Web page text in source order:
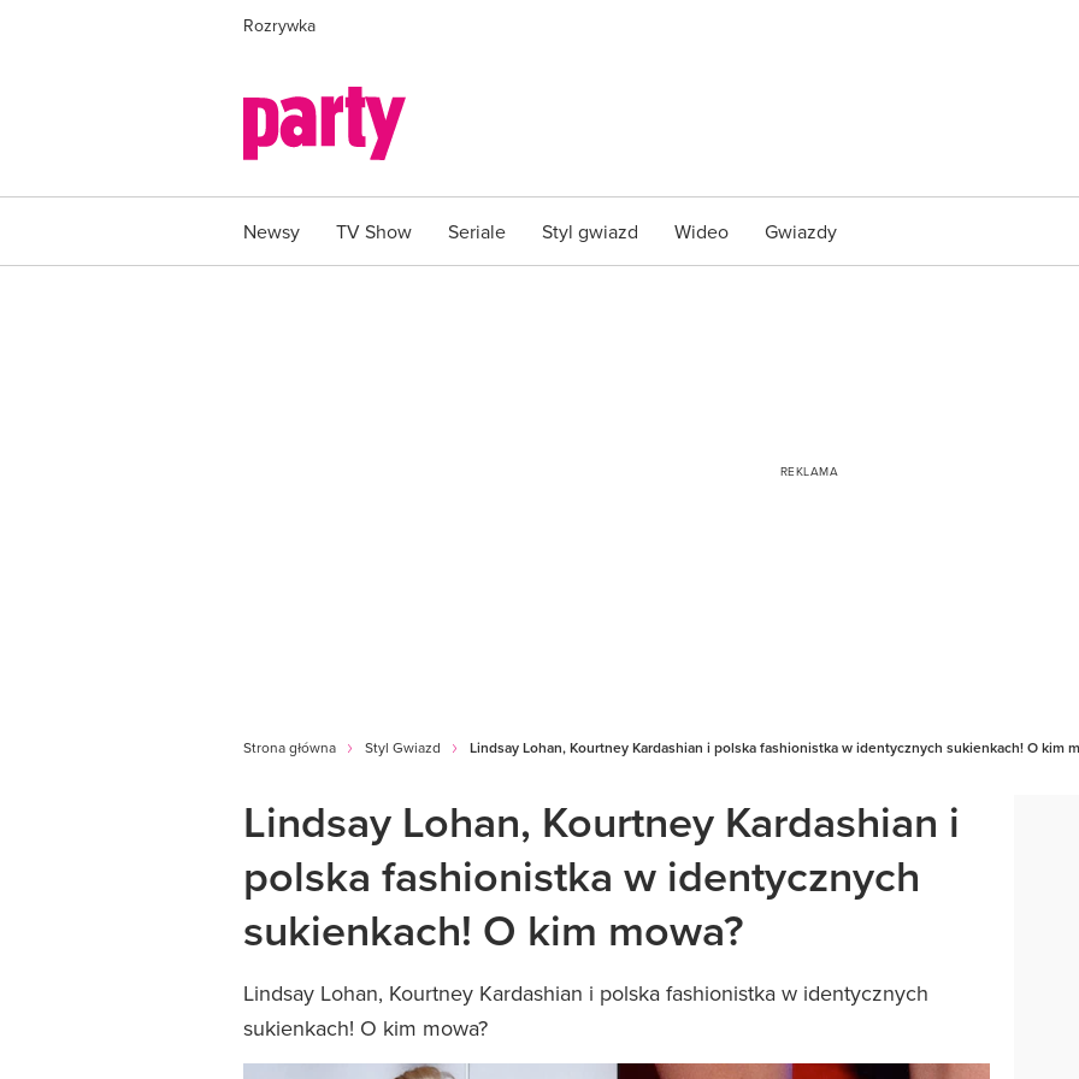
Rozrywka
Newsy TV Show Seriale Styl gwiazd Wideo Gwiazdy
Strona główna Styl Gwiazd Lindsay Lohan, Kourtney Kardashian i polska fashionistka w identycznych sukienkach! O kim
Lindsay Lohan, Kourtney Kardashian i
polska fashionistka w identycznych
sukienkach! O kim mowa?
Lindsay Lohan, Kourtney Kardashian i polska fashionistka w identycznych
sukienkach! O kim mowa?